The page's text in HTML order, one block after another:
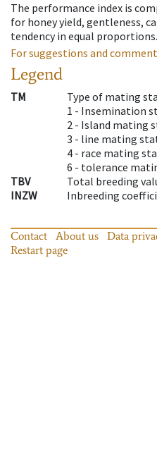
The performance index is
for honey yield, gentleness,
tendency in equal proportions.
For suggestions and
Legend
TM
Type of mating
1 - Insemination
2 - Island mating
3 - line mating
4 - race mating
6 - tolerance
TBV
Total breeding
INZW
Inbreeding
Contact About us Data
Restart page